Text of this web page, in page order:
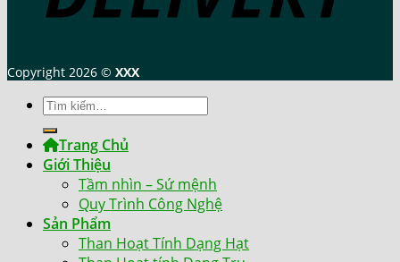
Copyright 2026 © XXX
Tìm
kiếm:
Trang Chủ
Giới Thiệu
Tầm nhìn – Sứ mệnh
Quy Trình Công Nghệ
Sản Phẩm
Than Hoạt Tính Dạng Hạt